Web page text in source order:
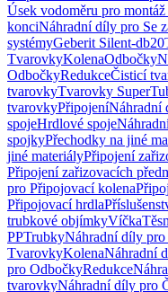
Úsek vodoměru pro
konciNáhradní díly pro Se
systémyGeberit Silent-db20
TvarovkyKolenaOdbočky
OdbočkyRedukceČisticí
tvarovkyTvarovky
tvarovkyPřipojeníNáhradní
spojeHrdlové spoje
spojkyPřechodky na jiné
jiné materiályPřipojení
Připojení zařizovacích
pro Připojovací kolena
Připojovací hrdla
trubkové objímkyVíčka
PPTrubkyNáhradní díly
TvarovkyKolenaNáhradní
pro OdbočkyRedukce
tvarovkyNáhradní díly pro